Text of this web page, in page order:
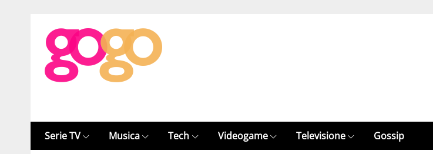
Serie TV Musica Tech Videogame Televisione Gossip